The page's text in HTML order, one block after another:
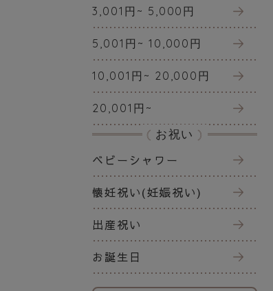
3,001円~ 5,000円
5,001円~ 10,000円
10,001円~ 20,000円
20,001円~
お祝い
ベビーシャワー
懐妊祝い(妊娠祝い)
出産祝い
お誕生日